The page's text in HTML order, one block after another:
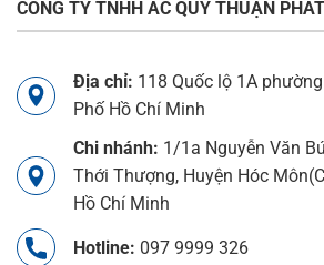
CÔNG TY TNHH ẮC QUY THUẬN PHÁT
Địa chỉ: 118 Quốc lộ 1A
Phố Hồ Chí Minh
Chi nhánh: 1/1a Nguyễn Văn
Thới Thượng, Huyện Hóc
Hồ Chí Minh
Hotline: 097 9999 326